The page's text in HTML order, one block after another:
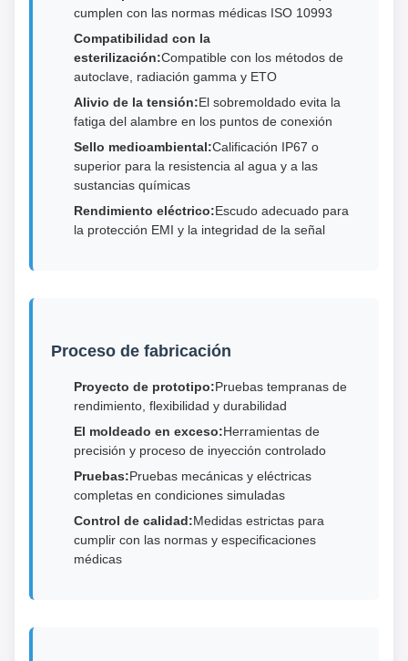
cumplen con las normas médicas ISO 10993
Compatibilidad con la
esterilización:Compatible con los métodos de
autoclave, radiación gamma y ETO
Alivio de la tensión:El sobremoldado evita la
fatiga del alambre en los puntos de conexión
Sello medioambiental:Calificación IP67 o
superior para la resistencia al agua y a las
sustancias químicas
Rendimiento eléctrico:Escudo adecuado para
la protección EMI y la integridad de la señal
Proceso de fabricación
Proyecto de prototipo:Pruebas tempranas de
rendimiento, flexibilidad y durabilidad
El moldeado en exceso:Herramientas de
precisión y proceso de inyección controlado
Pruebas:Pruebas mecánicas y eléctricas
completas en condiciones simuladas
Control de calidad:Medidas estrictas para
cumplir con las normas y especificaciones
médicas